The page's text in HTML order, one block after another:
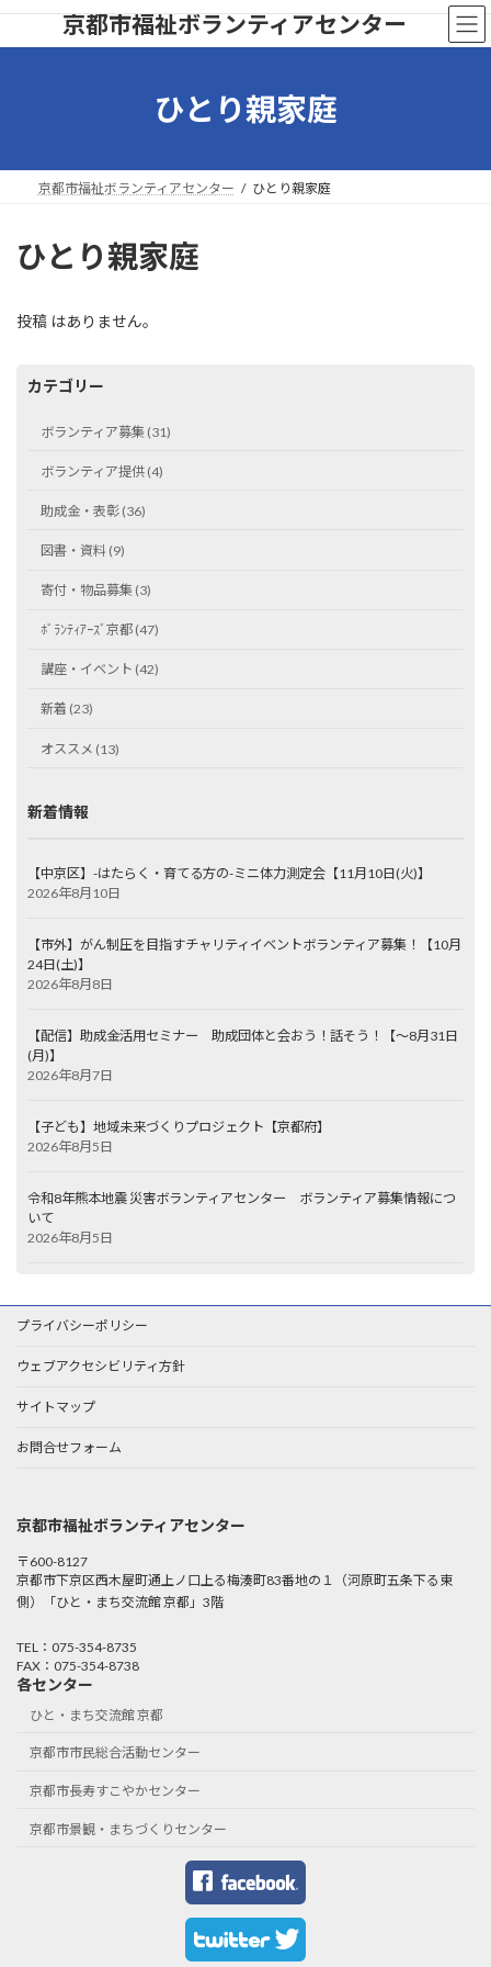
コ
ナ
京都市福祉ボランティアセンター
ひとり親家庭
京都市福祉ボランティアセンター ひとり親家庭
ひとり親家庭
投稿 はありません。
カテゴリー
ボランティア募集 (31)
ボランティア提供 (4)
助成金・表彰 (36)
図書・資料 (9)
寄付・物品募集 (3)
ﾎﾞﾗﾝﾃｨｱｰｽﾞ京都 (47)
講座・イベント (42)
新着 (23)
オススメ (13)
新着情報
【中京区】-はたらく・育てる方の-ミニ体力測定会【11月10日(火)】
2026年8月10日
【市外】がん制圧を目指すチャリティイベントボランティア募集！【10月
24日(土)】
2026年8月8日
【配信】助成金活用セミナー 助成団体と会おう！話そう！【～8月31日
(月)】
2026年8月7日
【子ども】地域未来づくりプロジェクト【京都府】
2026年8月5日
令和8年熊本地震 災害ボランティアセンター ボランティア募集情報につ
いて
2026年8月5日
プライバシーポリシー
ウェブアクセシビリティ方針
サイトマップ
お問合せフォーム
京都市福祉ボランティアセンター
〒600-8127
京都市下京区西木屋町通上ノ口上る梅湊町83番地の１（河原町五条下る東
側）「ひと・まち交流館 京都」3階
TEL：075-354-8735
FAX：075-354-8738
各センター
ひと・まち交流館 京都
京都市市民総合活動センター
京都市長寿すこやかセンター
京都市景観・まちづくりセンター